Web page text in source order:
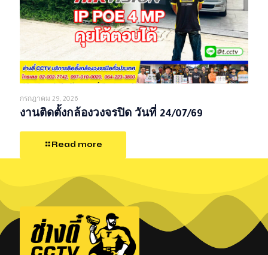
กรกฎาคม 29, 2026
งานติดตั้งกล้องวงจรปิด วันที่ 24/07/69
Read more